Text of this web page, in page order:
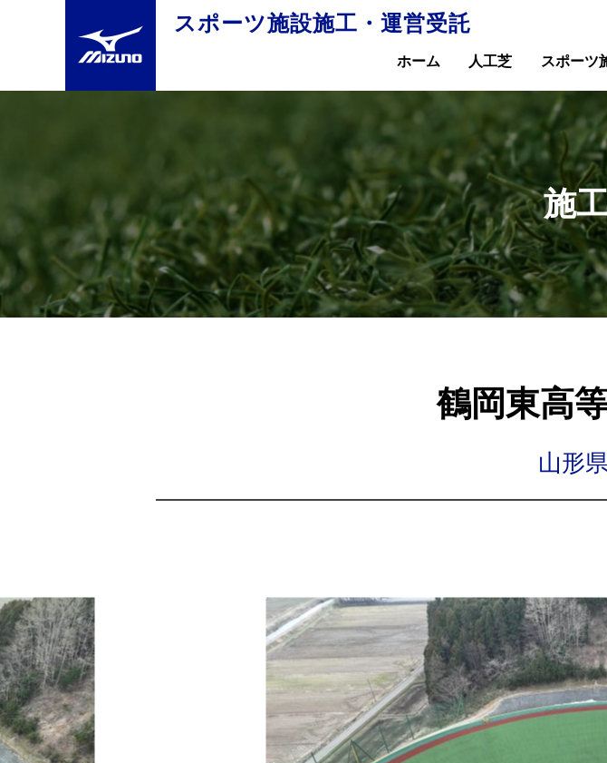
スポーツ施設施工・運営受託
ホーム 人工芝 スポーツ
施
鶴岡東高
山形